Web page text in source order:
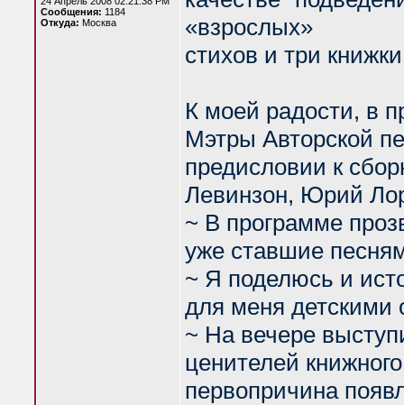
Сообщения: 1184
Откуда: Москва
«взрослых»
стихов и три
К моей радости, в
Мэтры Авторской
предисловии к
Левинзон, Юрий
~ В программе
уже ставшие
~ Я поделюсь и
для меня
~ На вечере
ценителей
первопричина